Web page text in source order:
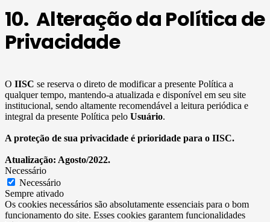
10. Alteração da Política de
Privacidade
O IISC se reserva o direto de modificar a presente Política a
qualquer tempo, mantendo-a atualizada e disponível em seu site
institucional, sendo altamente recomendável a leitura periódica e
integral da presente Política pelo Usuário.
A proteção de sua privacidade é prioridade para o IISC.
Atualização: Agosto/2022.
Necessário
Necessário
Sempre ativado
Os cookies necessários são absolutamente essenciais para o bom
funcionamento do site. Esses cookies garantem funcionalidades